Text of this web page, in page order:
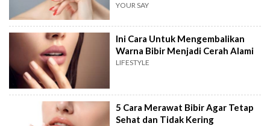
YOUR SAY
Ini Cara Untuk Mengembalikan
Warna Bibir Menjadi Cerah Alami
LIFESTYLE
5 Cara Merawat Bibir Agar Tetap
Sehat dan Tidak Kering